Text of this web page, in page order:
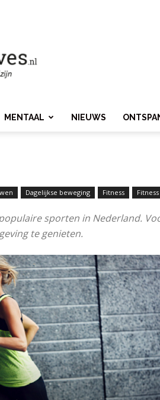
MENTAAL NIEUWS
Dagelijkse beweging Fitness
sporten in Nederland.
te genieten.